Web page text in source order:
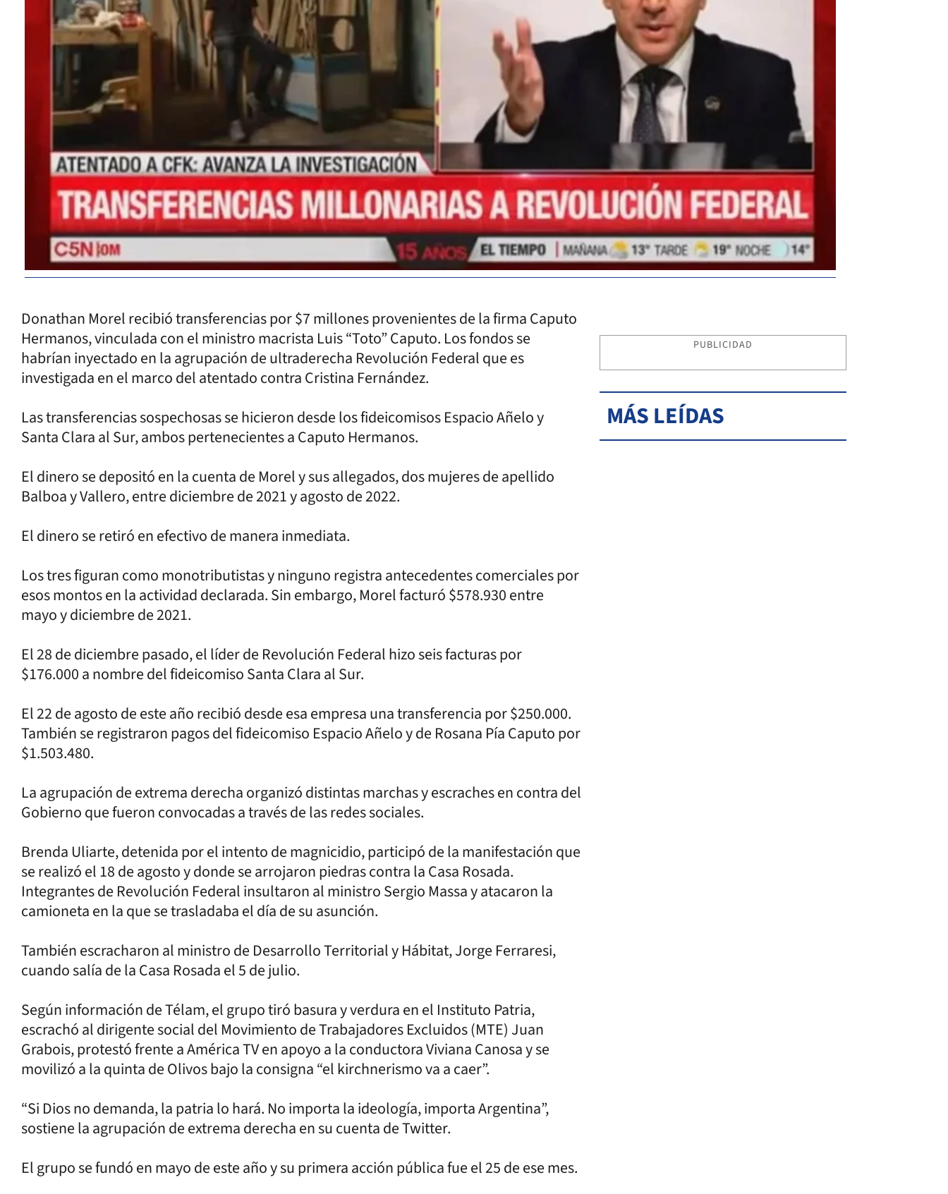
Donathan Morel recibió transferencias por $7 millones provenientes de la firma Caputo
Hermanos, vinculada con el ministro macrista Luis “Toto” Caputo. Los fondos se
habrían inyectado en la agrupación de ultraderecha Revolución Federal que es
investigada en el marco del atentado contra Cristina Fernández.
Las transferencias sospechosas se hicieron desde los fideicomisos Espacio Añelo y
Santa Clara al Sur, ambos pertenecientes a Caputo Hermanos.
El dinero se depositó en la cuenta de Morel y sus allegados, dos mujeres de apellido
Balboa y Vallero, entre diciembre de 2021 y agosto de 2022.
El dinero se retiró en efectivo de manera inmediata.
Los tres figuran como monotributistas y ninguno registra antecedentes comerciales por
esos montos en la actividad declarada. Sin embargo, Morel facturó $578.930 entre
mayo y diciembre de 2021.
El 28 de diciembre pasado, el líder de Revolución Federal hizo seis facturas por
$176.000 a nombre del fideicomiso Santa Clara al Sur.
El 22 de agosto de este año recibió desde esa empresa una transferencia por $250.000.
También se registraron pagos del fideicomiso Espacio Añelo y de Rosana Pía Caputo por
$1.503.480.
La agrupación de extrema derecha organizó distintas marchas y escraches en contra del
Gobierno que fueron convocadas a través de las redes sociales.
Brenda Uliarte, detenida por el intento de magnicidio, participó de la manifestación que
se realizó el 18 de agosto y donde se arrojaron piedras contra la Casa Rosada.
Integrantes de Revolución Federal insultaron al ministro Sergio Massa y atacaron la
camioneta en la que se trasladaba el día de su asunción.
También escracharon al ministro de Desarrollo Territorial y Hábitat, Jorge Ferraresi,
cuando salía de la Casa Rosada el 5 de julio.
Según información de Télam, el grupo tiró basura y verdura en el Instituto Patria,
escrachó al dirigente social del Movimiento de Trabajadores Excluidos (MTE) Juan
Grabois, protestó frente a América TV en apoyo a la conductora Viviana Canosa y se
movilizó a la quinta de Olivos bajo la consigna “el kirchnerismo va a caer”.
“Si Dios no demanda, la patria lo hará. No importa la ideología, importa Argentina”,
sostiene la agrupación de extrema derecha en su cuenta de Twitter.
El grupo se fundó en mayo de este año y su primera acción pública fue el 25 de ese mes.
PUBLICIDAD
MÁS LEÍDAS